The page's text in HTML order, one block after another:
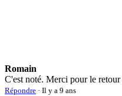
Romain
C'est noté. Merci pour le retour
Répondre · Il y a 9 ans